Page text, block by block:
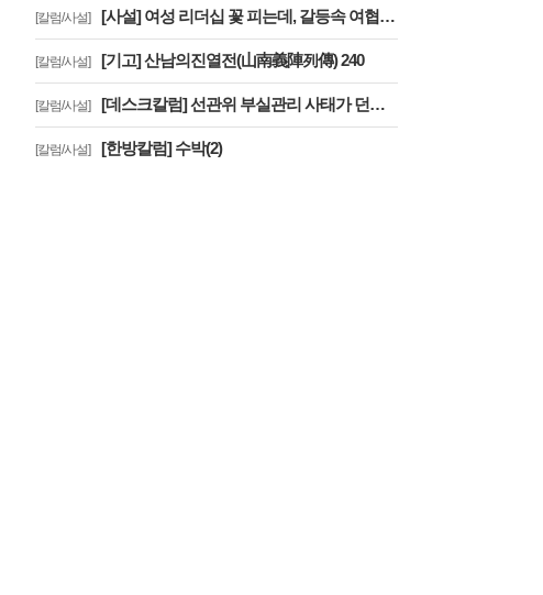
[칼럼/사설] [사설] 여성 리더십 꽃 피는데, 갈등속 여협 해결책 없나
[칼럼/사설] [기고] 산남의진열전(山南義陣列傳) 240
[칼럼/사설] [데스크칼럼] 선관위 부실관리 사태가 던지는 경고와 개혁의 길
[칼럼/사설] [한방칼럼] 수박(2)